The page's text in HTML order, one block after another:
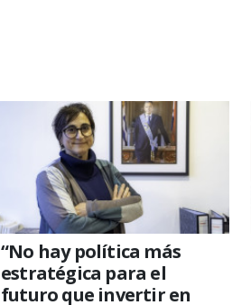
“No hay política más
estratégica para el
futuro que invertir en